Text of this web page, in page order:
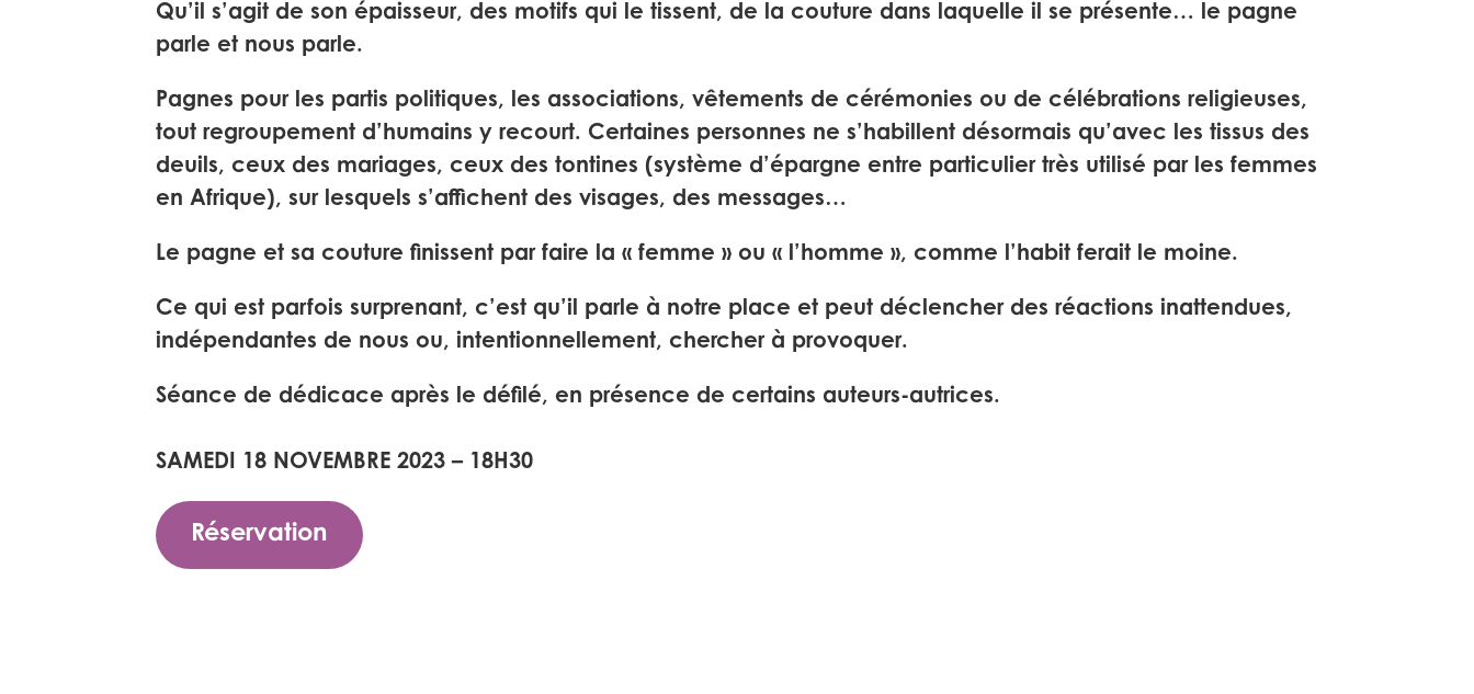
Qu’il s’agit de son épaisseur, des motifs qui le tissent, de la couture dans laquelle il se présente… le pagne
parle et nous parle.
Pagnes pour les partis politiques, les associations, vêtements de cérémonies ou de célébrations religieuses,
tout regroupement d’humains y recourt. Certaines personnes ne s’habillent désormais qu’avec les tissus des
deuils, ceux des mariages, ceux des tontines (système d’épargne entre particulier très utilisé par les femmes
en Afrique), sur lesquels s’affichent des visages, des messages…
Le pagne et sa couture finissent par faire la « femme » ou « l’homme », comme l’habit ferait le moine.
Ce qui est parfois surprenant, c’est qu’il parle à notre place et peut déclencher des réactions inattendues,
indépendantes de nous ou, intentionnellement, chercher à provoquer.
Séance de dédicace après le défilé, en présence de certains auteurs-autrices.
SAMEDI 18 NOVEMBRE 2023 – 18H30
Réservation